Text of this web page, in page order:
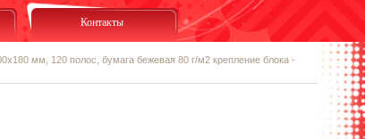
Контакты
мм, 120 полос, бумага бежевая 80 г/м2 крепление блока -